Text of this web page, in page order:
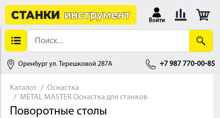
Войти
Оренбург ул. Терешковой 287А +7 987 770-00-85
Каталог
Оснастка
METAL MASTER Оснастка для станков
Поворотные столы